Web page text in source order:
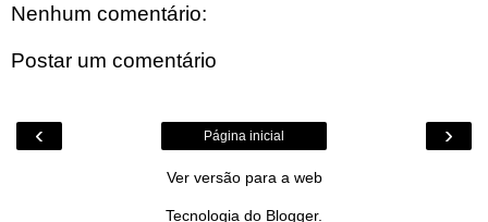
Nenhum comentário:
Postar um comentário
‹ ›
Página inicial
Ver versão para a web
Tecnologia do Blogger.